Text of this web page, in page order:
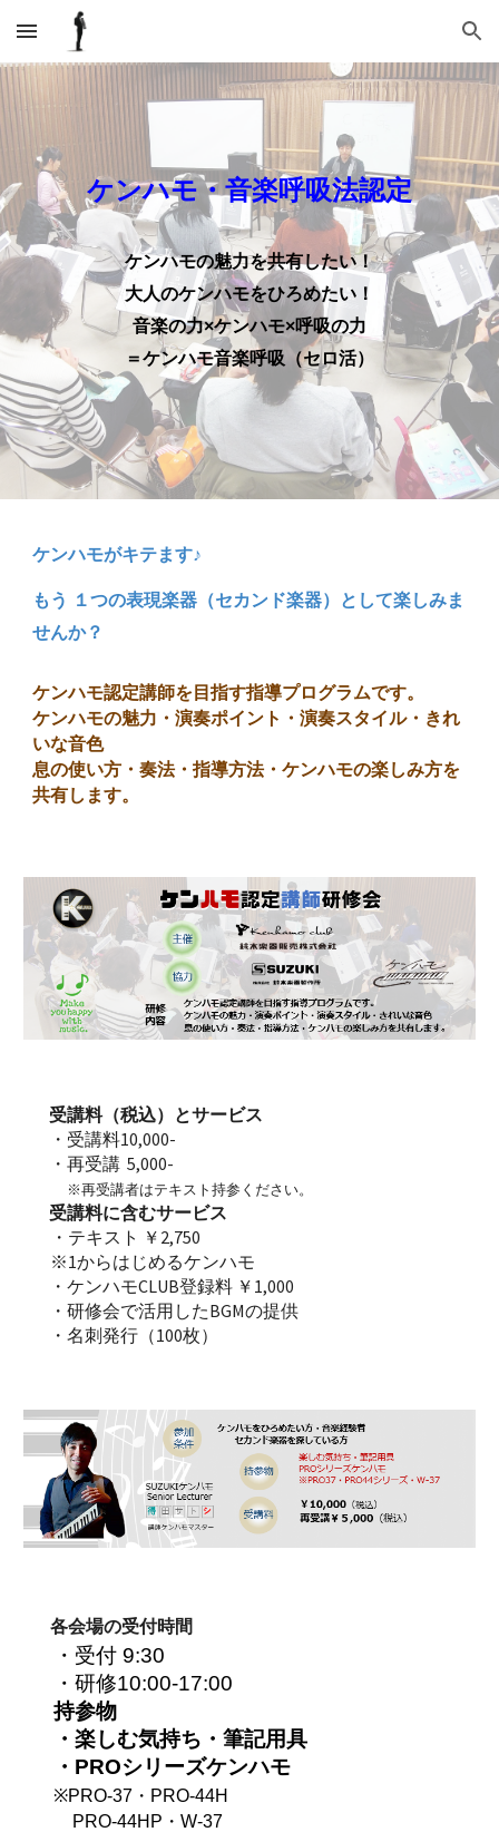
Skip to main content Skip to navigation
ケンハモ・音楽呼吸法認定
ケンハモの魅力を共有したい！
大人のケンハモをひろめたい！
音楽の力×ケンハモ×呼吸の力
＝ケンハモ音楽呼吸（セロ活）
ケンハモがキテます♪
もう １つの表現楽器（セカンド楽器）として楽しみま
せんか？
ケンハモ認定講師を目指す指導プログラムです。
ケンハモの魅力・演奏ポイント・演奏スタイル・きれ
いな音色
息の使い方・奏法・指導方法・ケンハモの楽しみ方を
共有します。
受講料（税込）とサービス
・受講料10,000-
・再受講 5,000-
※再受講者はテキスト持参ください。
受講料に含むサービス
・テキスト ￥2,750
※1からはじめるケンハモ
・ケンハモCLUB登録料 ￥1,000
・研修会で活用したBGMの提供
・名刺発行（100枚）
各会場の受付時間
・受付 9:30
・研修10:00-17:00
持参物
・楽しむ気持ち・筆記用具
・PROシリーズケンハモ
※PRO-37・PRO-44H
PRO-44HP・W-37